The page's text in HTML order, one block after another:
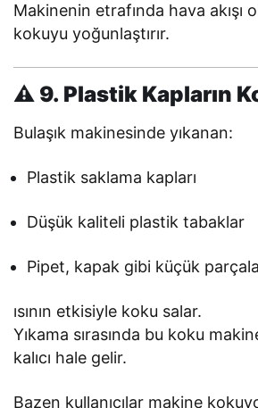
Makinenin etrafında hava akışı
kokuyu yoğunlaştırır.
⚠️ 9. Plastik Kapların
Bulaşık makinesinde yıkanan:
Plastik saklama kapları
Düşük kaliteli plastik tabaklar
Pipet, kapak gibi küçük
ısının etkisiyle koku salar.
Yıkama sırasında bu koku
kalıcı hale gelir.
Bazen kullanıcılar makine